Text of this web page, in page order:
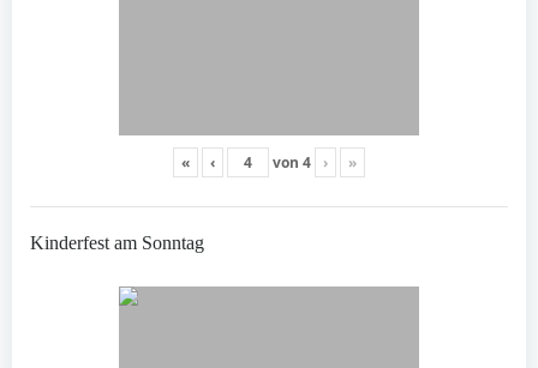
« ‹ von 4 › »
Kinderfest am Sonntag